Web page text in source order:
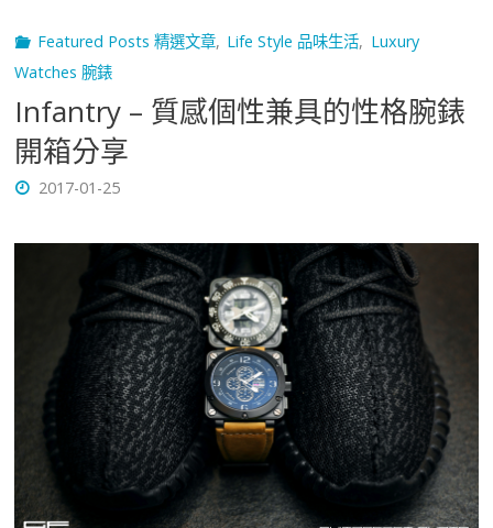
Featured Posts 精選文章, Life Style 品味生活, Luxury
Watches 腕錶
Infantry – 質感個性兼具的性格腕錶
開箱分享
2017-01-25